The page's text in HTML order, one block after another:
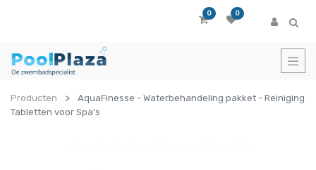
0 0
Producten
AquaFinesse - Waterbehandeling pakket - Reiniging
Tabletten voor Spa's